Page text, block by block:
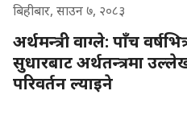
बिहीबार, साउन ७, २०८३
अर्थमन्त्री वाग्ले: पाँच
सुधारबाट अर्थतन्त्रमा
परिवर्तन ल्याइने